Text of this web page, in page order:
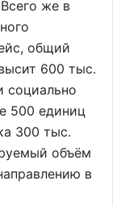
же в
общий
600 тыс.
социально
500 единиц
300 тыс.
объём
в